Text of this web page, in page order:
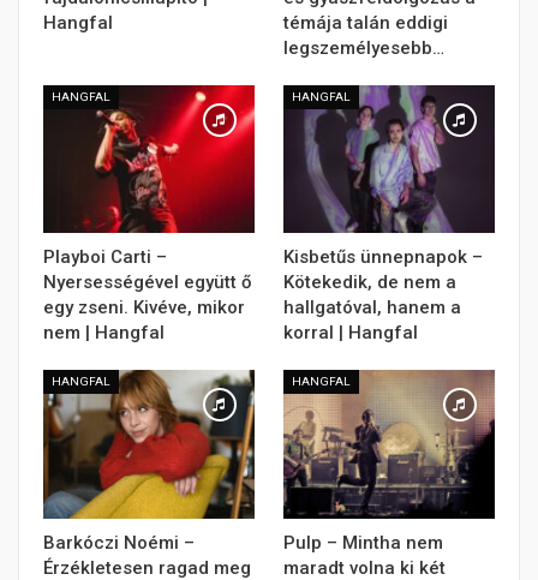
Hangfal
témája talán eddigi
legszemélyesebb…
HANGFAL
Playboi Carti –
Nyersességével együtt ő
egy zseni. Kivéve, mikor
nem | Hangfal
HANGFAL
Kisbetűs ünnepnapok –
Kötekedik, de nem a
hallgatóval, hanem a
korral | Hangfal
HANGFAL
Barkóczi Noémi –
Érzékletesen ragad meg
HANGFAL
Pulp – Mintha nem
maradt volna ki két